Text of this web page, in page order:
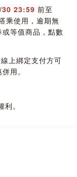
23:59 前至
乘使用，逾期無
等值商品，點數
上綁定支付方可
用。
利。